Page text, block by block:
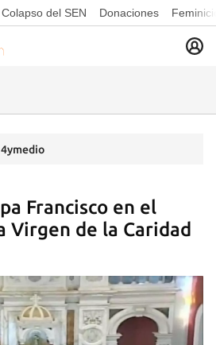
Colapso del SEN Donaciones
Francisco en el
Virgen de la Caridad